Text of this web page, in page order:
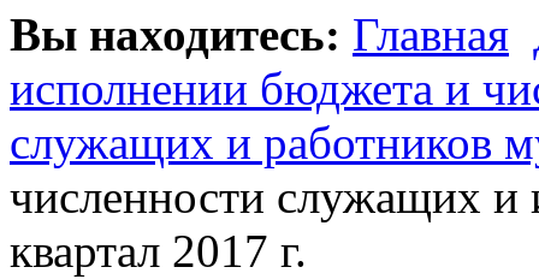
Вы находитесь: Главная
исполнении бюджета и
служащих и работников
численности служащих и
квартал 2017 г.